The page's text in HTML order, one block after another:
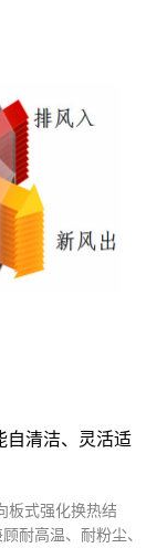
自清洁、灵活适
板式强化换热结
耐高温、耐粉尘、